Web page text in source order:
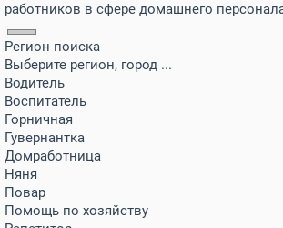
работников в сфере домашнего
Регион поиска
Выберите регион, город ...
Водитель
Воспитатель
Горничная
Гувернантка
Домработница
Няня
Повар
Помощь по хозяйству